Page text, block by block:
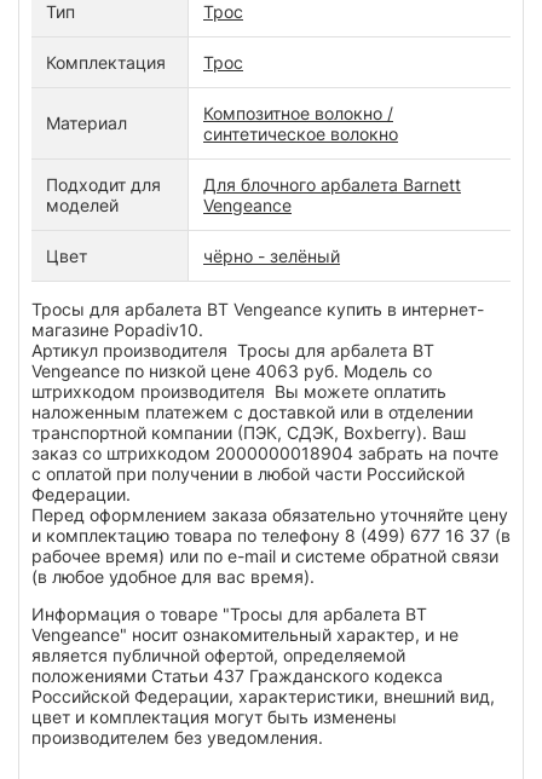
Тип Трос
Комплектация Трос
Материал
Композитное волокно /
синтетическое волокно
Подходит для
моделей
Для блочного арбалета Barnett
Vengeance
Цвет чёрно - зелёный
Тросы для арбалета BT Vengeance купить в интернет-
магазине Popadiv10.
Артикул производителя Тросы для арбалета BT
Vengeance по низкой цене 4063 руб. Модель со
штрихкодом производителя Вы можете оплатить
наложенным платежем с доставкой или в отделении
транспортной компании (ПЭК, СДЭК, Boxberry). Ваш
заказ со штрихкодом 2000000018904 забрать на почте
с оплатой при получении в любой части Российской
Федерации.
Перед оформлением заказа обязательно уточняйте цену
и комплектацию товара по телефону 8 (499) 677 16 37 (в
рабочее время) или по e-mail и системе обратной связи
(в любое удобное для вас время).
Информация о товаре "Тросы для арбалета BT
Vengeance" носит ознакомительный характер, и не
является публичной офертой, определяемой
положениями Статьи 437 Гражданского кодекса
Российской Федерации, характеристики, внешний вид,
цвет и комплектация могут быть изменены
производителем без уведомления.